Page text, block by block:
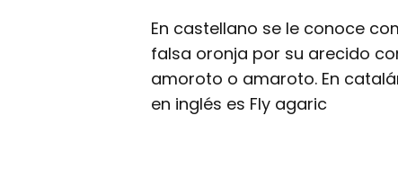
En castellano se le conoce
falsa oronja por su arecido
amoroto o amaroto. En
en inglés es Fly agaric